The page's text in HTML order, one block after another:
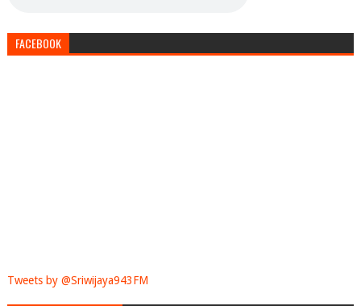
FACEBOOK
Tweets by @Sriwijaya943FM